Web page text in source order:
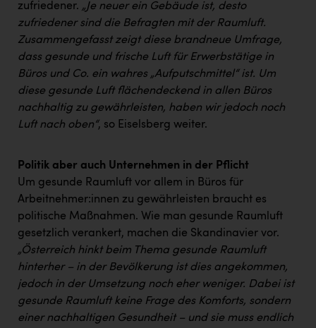
zufriedener. „Je neuer ein Gebäude ist, desto
zufriedener sind die Befragten mit der Raumluft.
Zusammengefasst zeigt diese brandneue Umfrage,
dass gesunde und frische Luft für Erwerbstätige in
Büros und Co. ein wahres „Aufputschmittel“ ist. Um
diese gesunde Luft flächendeckend in allen Büros
nachhaltig zu gewährleisten, haben wir jedoch noch
Luft nach oben“, so Eiselsberg weiter.
Politik aber auch Unternehmen in der Pflicht
Um gesunde Raumluft vor allem in Büros für
Arbeitnehmer:innen zu gewährleisten braucht es
politische Maßnahmen. Wie man gesunde Raumluft
gesetzlich verankert, machen die Skandinavier vor.
„Österreich hinkt beim Thema gesunde Raumluft
hinterher – in der Bevölkerung ist dies angekommen,
jedoch in der Umsetzung noch eher weniger. Dabei ist
gesunde Raumluft keine Frage des Komforts, sondern
einer nachhaltigen Gesundheit – und sie muss endlich